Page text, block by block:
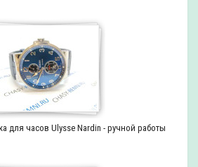
для часов Ulysse Nardin - ручной работы